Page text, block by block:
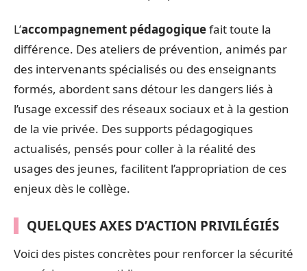
L’accompagnement pédagogiquefait toute la
différence. Des ateliers de prévention, animés par
des intervenants spécialisés ou des enseignants
formés, abordent sans détour les dangers liés à
l’usage excessif des réseaux sociaux et à la gestion
de la vie privée. Des supports pédagogiques
actualisés, pensés pour coller à la réalité des
usages des jeunes, facilitent l’appropriation de ces
enjeux dès le collège.
QUELQUES AXES D’ACTION PRIVILÉGIÉS
Voici des pistes concrètes pour renforcer la sécurité